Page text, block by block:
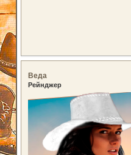
Веда
Рейнджер